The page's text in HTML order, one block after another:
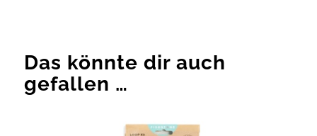
Das könnte dir auch
gefallen …